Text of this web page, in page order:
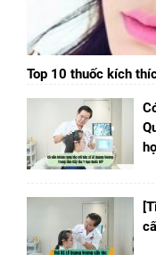
Top 10 thuốc kích